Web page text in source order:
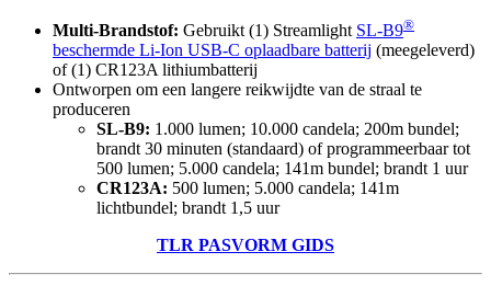
Multi-Brandstof: Gebruikt (1) Streamlight SL-B9®
beschermde Li-Ion USB-C oplaadbare batterij (meegeleverd)
of (1) CR123A lithiumbatterij
Ontworpen om een langere reikwijdte van de straal te
produceren
SL-B9: 1.000 lumen; 10.000 candela; 200m bundel;
brandt 30 minuten (standaard) of programmeerbaar tot
500 lumen; 5.000 candela; 141m bundel; brandt 1 uur
CR123A: 500 lumen; 5.000 candela; 141m
lichtbundel; brandt 1,5 uur
TLR PASVORM GIDS